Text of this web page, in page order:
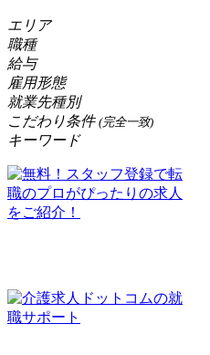
エリア
職種
給与
雇用形態
就業先種別
こだわり条件 (完全一致)
キーワード